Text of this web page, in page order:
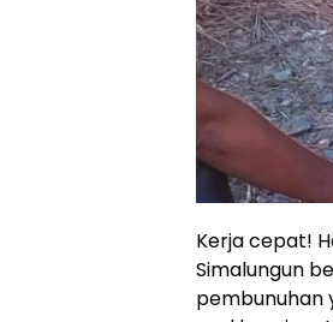
Kerja cepat!
Simalungun
pembunuhan